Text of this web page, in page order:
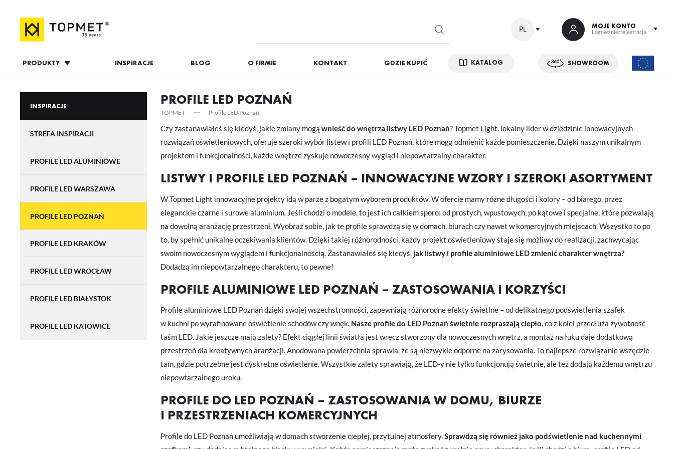
PL MOJE KONTO
Logowanie/rejestracja
PRODUKTY INSPIRACJE BLOG O FIRMIE KONTAKT GDZIE KUPIĆ KATALOG SHOWROOM
ZALOGUJ SIĘ
brak konieczności wprowadzania swoich danych przy kolejnych zakupach
REJESTRACJA
INSPIRACJE
STREFA INSPIRACJI
PROFILE LED ALUMINIOWE
PROFILE LED WARSZAWA
PROFILE LED POZNAŃ
PROFILE LED KRAKÓW
PROFILE LED WROCŁAW
PROFILE LED BIAŁYSTOK
PROFILE LED KATOWICE
PROFILE LED POZNAŃ
TOPMET Profile LED Poznań
Czy zastanawiałeś się kiedyś, jakie zmiany mogą wnieść do wnętrza listwy LED Poznań? Topmet Light, lokalny lider w dziedzinie innowacyjnych
rozwiązań oświetleniowych, oferuje szeroki wybór listew i profili LED Poznań, które mogą odmienić każde pomieszczenie. Dzięki naszym unikalnym
projektom i funkcjonalności, każde wnętrze zyskuje nowoczesny wygląd i niepowtarzalny charakter.
LISTWY I PROFILE LED POZNAŃ – INNOWACYJNE WZORY I SZEROKI ASORTYMENT
W Topmet Light innowacyjne projekty idą w parze z bogatym wyborem produktów. W ofercie mamy różne długości i kolory – od białego, przez
eleganckie czarne i surowe aluminium. Jeśli chodzi o modele, to jest ich całkiem sporo: od prostych, wpustowych, po kątowe i specjalne, które pozwalają
na dowolną aranżację przestrzeni. Wyobraź sobie, jak te profile sprawdzą się w domach, biurach czy nawet w komercyjnych miejscach. Wszystko to po
to, by spełnić unikalne oczekiwania klientów. Dzięki takiej różnorodności, każdy projekt oświetleniowy staje się możliwy do realizacji, zachwycając
swoim nowoczesnym wyglądem i funkcjonalnością. Zastanawiałeś się kiedyś, jak listwy i profile aluminiowe LED zmienić charakter wnętrza?
Dodadzą im niepowtarzalnego charakteru, to pewne!
PROFILE ALUMINIOWE LED POZNAŃ – ZASTOSOWANIA I KORZYŚCI
Profile aluminiowe LED Poznań dzięki swojej wszechstronności, zapewniają różnorodne efekty świetlne – od delikatnego podświetlenia szafek
w kuchni po wyrafinowane oświetlenie schodów czy wnęk. Nasze profile do LED Poznań świetnie rozpraszają ciepło, co z kolei przedłuża żywotność
taśm LED. Jakie jeszcze mają zalety? Efekt ciągłej linii światła jest wręcz stworzony dla nowoczesnych wnętrz, a montaż na łuku daje dodatkową
przestrzeń dla kreatywnych aranżacji. Anodowana powierzchnia sprawia, że są niezwykle odporne na zarysowania. To najlepsze rozwiązanie wszędzie
tam, gdzie potrzebne jest dyskretne oświetlenie. Wszystkie zalety sprawiają, że LED-y nie tylko funkcjonują świetnie, ale też dodają każdemu wnętrzu
niepowtarzalnego uroku.
PROFILE DO LED POZNAŃ – ZASTOSOWANIA W DOMU, BIURZE
I PRZESTRZENIACH KOMERCYJNYCH
Profile do LED Poznań umożliwiają w domach stworzenie ciepłej, przytulnej atmosfery.Sprawdzą się również jako podświetlenie nad kuchennymi
wszystkie. W dowolnym momencie możesz dokonać zmiany swoich ustawień.